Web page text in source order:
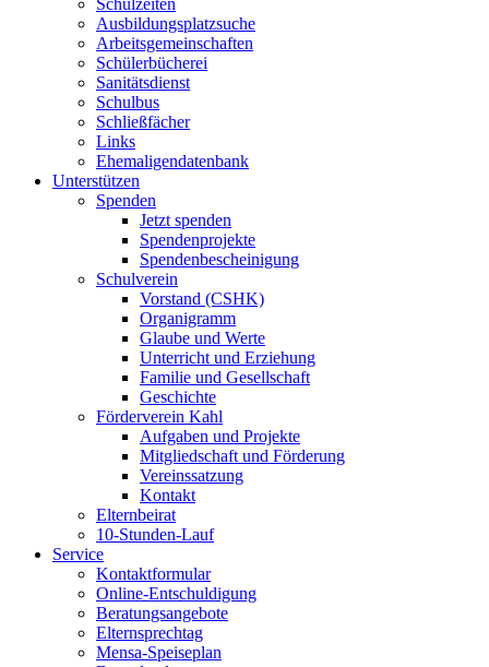
Schulzeiten
Ausbildungsplatzsuche
Arbeitsgemeinschaften
Schülerbücherei
Sanitätsdienst
Schulbus
Schließfächer
Links
Ehemaligendatenbank
Unterstützen
Spenden
Jetzt spenden
Spendenprojekte
Spendenbescheinigung
Schulverein
Vorstand (CSHK)
Organigramm
Glaube und Werte
Unterricht und Erziehung
Familie und Gesellschaft
Geschichte
Förderverein Kahl
Aufgaben und Projekte
Mitgliedschaft und Förderung
Vereinssatzung
Kontakt
Elternbeirat
10-Stunden-Lauf
Service
Kontaktformular
Online-Entschuldigung
Beratungsangebote
Elternsprechtag
Mensa-Speiseplan